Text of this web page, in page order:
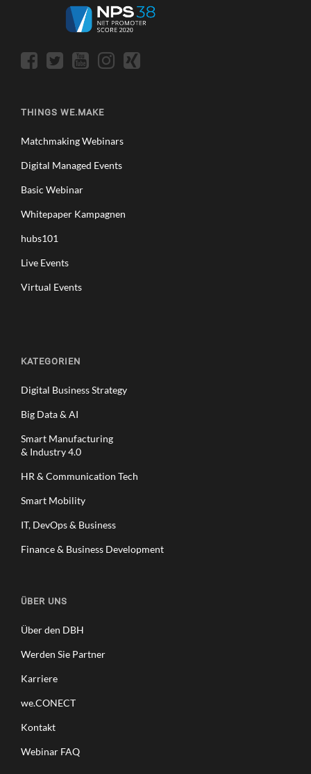
THINGS WE.MAKE
Matchmaking Webinars
Digital Managed Events
Basic Webinar
Whitepaper Kampagnen
hubs101
Live Events
Virtual Events
KATEGORIEN
Digital Business Strategy
Big Data & AI
Smart Manufacturing
& Industry 4.0
HR & Communication Tech
Smart Mobility
IT, DevOps & Business
Finance & Business Development
ÜBER UNS
Über den DBH
Werden Sie Partner
Karriere
we.CONECT
Kontakt
Webinar FAQ